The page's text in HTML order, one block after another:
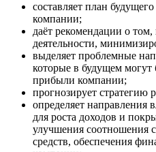
составляет план
компании;
даёт рекомендации о
деятельности,
выделяет проблемные
которые в будущем
прибыли компании;
прогнозирует стратегию
определяет направления
для роста доходов и
улучшения соотношения
средств, обеспечения